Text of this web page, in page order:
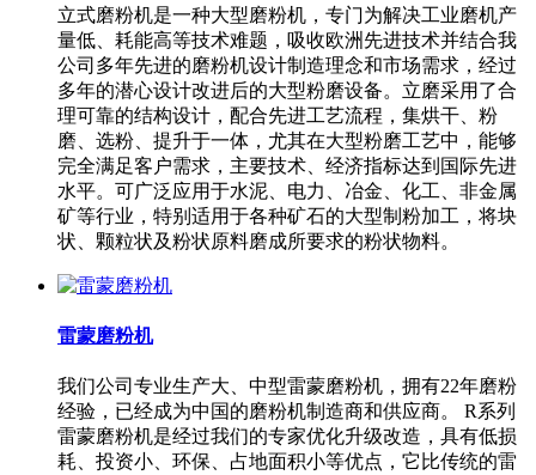
立式磨粉机是一种大型磨粉机，专门为解决工业磨机产
量低、耗能高等技术难题，吸收欧洲先进技术并结合我
公司多年先进的磨粉机设计制造理念和市场需求，经过
多年的潜心设计改进后的大型粉磨设备。立磨采用了合
理可靠的结构设计，配合先进工艺流程，集烘干、粉
磨、选粉、提升于一体，尤其在大型粉磨工艺中，能够
完全满足客户需求，主要技术、经济指标达到国际先进
水平。可广泛应用于水泥、电力、冶金、化工、非金属
矿等行业，特别适用于各种矿石的大型制粉加工，将块
状、颗粒状及粉状原料磨成所要求的粉状物料。
雷蒙磨粉机
我们公司专业生产大、中型雷蒙磨粉机，拥有22年磨粉
经验，已经成为中国的磨粉机制造商和供应商。 R系列
雷蒙磨粉机是经过我们的专家优化升级改造，具有低损
耗、投资小、环保、占地面积小等优点，它比传统的雷